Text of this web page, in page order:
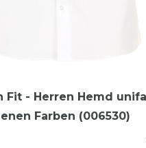
Fit - Herren Hemd
Farben (006530)